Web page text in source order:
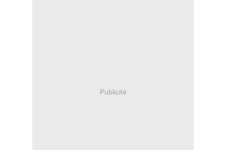
Publicité